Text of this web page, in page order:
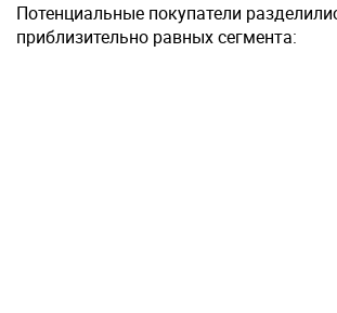
Потенциальные покупатели
приблизительно равных сегмента: